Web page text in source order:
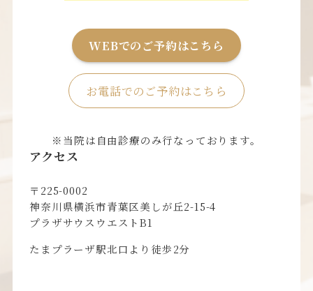
WEBでのご予約はこちら
お電話でのご予約はこちら
※当院は自由診療のみ行なっております。
アクセス
〒225-0002
神奈川県横浜市青葉区美しが丘2-15-4
プラザサウスウエストB1
たまプラーザ駅北口より徒歩2分